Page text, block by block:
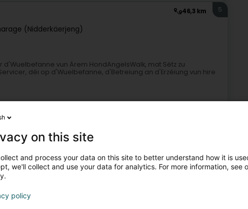
46,3 km
(Nidderkäerjeng)
5
vun Ärem HondAngelsWalk, mat Sëtz zu
déi op d'Wuelbefanne, d'Betreiung an d'Erzéiung vun hire
on this site
and process your data on this site to better understand how it is
we'll collect and use your data for analytics. For more information, see
policy